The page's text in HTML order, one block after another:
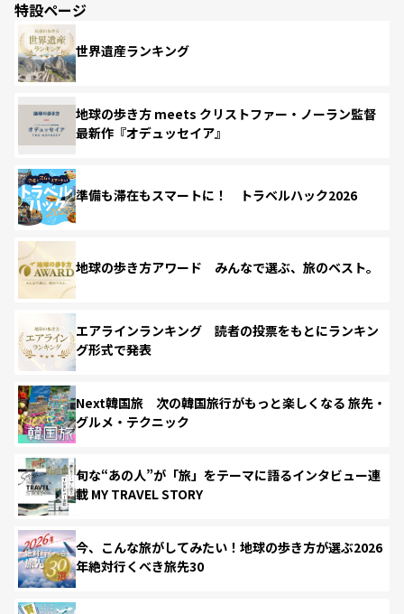
特設ページ
世界遺産ランキング
地球の歩き方 meets クリストファー・ノーラン監督
最新作『オデュッセイア』
準備も滞在もスマートに！ トラベルハック2026
地球の歩き方アワード みんなで選ぶ、旅のベスト。
エアラインランキング 読者の投票をもとにランキン
グ形式で発表
Next韓国旅 次の韓国旅行がもっと楽しくなる 旅先・
グルメ・テクニック
旬な“あの人”が「旅」をテーマに語るインタビュー連
載 MY TRAVEL STORY
今、こんな旅がしてみたい！地球の歩き方が選ぶ2026
年絶対行くべき旅先30